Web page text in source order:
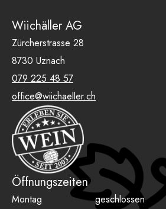
Wiichäller AG
Zürcherstrasse 28
8730 Uznach
079 225 48 57
office@wiichaeller.ch
Öffnungszeiten
Montag
geschlossen